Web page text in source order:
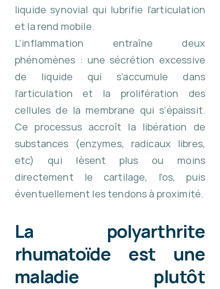
liquide synovial qui lubrifie l’articulation
et la rend mobile.
L’inflammation entraîne deux
phénomènes : une sécrétion excessive
de liquide qui s’accumule dans
l’articulation et la prolifération des
cellules de la membrane qui s’épaissit.
Ce processus accroît la libération de
substances (enzymes, radicaux libres,
etc) qui lèsent plus ou moins
directement le cartilage, l’os, puis
éventuellement les tendons à proximité.
La polyarthrite
rhumatoïde est une
maladie plutôt